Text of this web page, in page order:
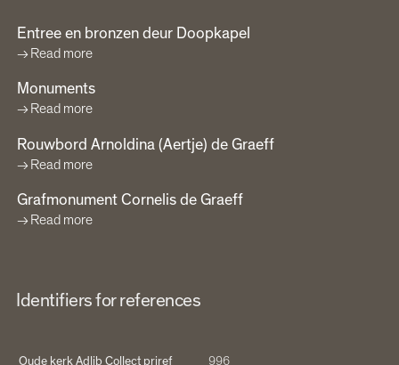
Entree en bronzen deur Doopkapel
Read more
Monuments
Read more
Rouwbord Arnoldina (Aertje) de Graeff
Read more
Grafmonument Cornelis de Graeff
Read more
Identifiers for references
Oude kerk Adlib Collect priref 996